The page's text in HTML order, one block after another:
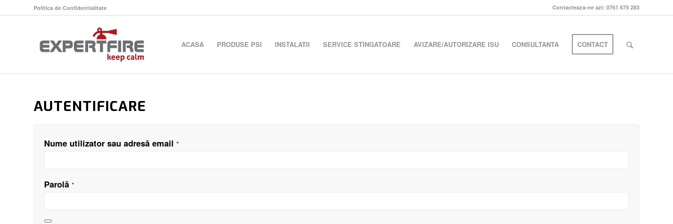
Politica de Confidentialitate Contacteaza-ne azi: 0761 675 283
ACASA PRODUSE PSI INSTALATII SERVICE STINGATOARE AVIZARE/AUTORIZARE ISU CONSULTANTA CONTACT
AUTENTIFICARE
Nume utilizator sau adresă email *
Parolă *